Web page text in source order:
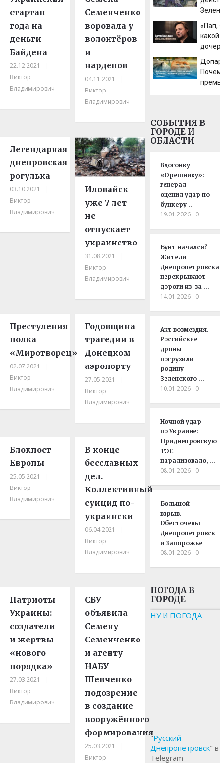
стартап
года на
деньги
Байдена
22.12.2021
Виктор
Владимирович
Семенченко
воровала у
волонтёров
и
нардепов
04.11.2021
Виктор
Владимирович
Легендарная
днепровская
рогулька
03.10.2021
Виктор
Владимирович
Иловайск
уже 7 лет
не
отпускает
украинство
31.08.2021
Виктор
Владимирович
Престуления
полка
«Миротворец»
02.07.2021
Виктор
Владимирович
Годовщина
трагедии в
Донецком
аэропорту
27.05.2021
Виктор
Владимирович
Блокпост
Европы
25.05.2021
Виктор
Владимирович
В конце
бесславных
дел.
Коллективный
суицид по-
украински
06.04.2021
Виктор
Владимирович
Патриоты
Украины:
создатели
и жертвы
«нового
порядка»
27.03.2021
Виктор
Владимирович
СБУ
объявила
Семену
Семенченко
и агенту
НАБУ
Шевченко
подозрение
в создание
вооружённого
формирования
25.03.2021
Виктор
10/
«Пап,
СОБЫТИЯ В
ГОРОДЕ И
ОБЛАСТИ
Вдогонку
«Орешнику»:
генерал
оценил удар по
бункеру …
19.01.2026 0
Бунт начался?
Жители
Днепропетровска
перекрывают
дороги из-за …
14.01.2026 0
Акт возмездия.
Российские
дроны
погрузили
родину
Зеленского …
10.01.2026 0
Ночной удар
по Украине:
Приднепровскую
ТЭС
парализовало, …
08.01.2026 0
Большой
взрыв.
Обесточены
Днепропетровск
и Запорожье
08.01.2026 0
ПОГОДА В
ГОРОДЕ
НУ И ПОГОДА
"Русский
Днепропетровск" в
Telegram